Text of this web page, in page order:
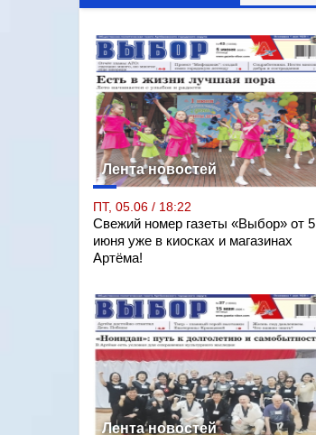
Лента новостей
ПТ, 05.06 / 18:22
Свежий номер газеты «Выбор» от 5
июня уже в киосках и магазинах
Артёма!
Лента новостей